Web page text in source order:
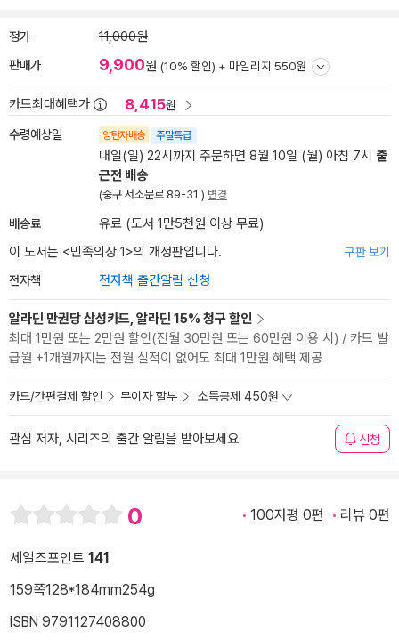
정가 11,000원
판매가 9,900원 (10% 할인) + 마일리지 550원
카드최대혜택가 8,415원
수령예상일 양탄자배송 주말특급
내일(일) 22시까지 주문하면 8월 10일 (월) 아침 7시 출
근전 배송
(중구 서소문로 89-31 ) 변경
배송료
유료 (도서 1만5천원 이상 무료)
이 도서는 <민족의상 1>의 개정판입니다. 구판 보기
전자책 전자책 출간알림 신청
알라딘 만권당 삼성카드, 알라딘 15% 청구 할인
최대 1만원 또는 2만원 할인(전월 30만원 또는 60만원 이용 시) / 카드 발
급월 +1개월까지는 전월 실적이 없어도 최대 1만원 혜택 제공
카드/간편결제 할인 무이자 할부 소득공제 450원
관심 저자, 시리즈의 출간 알림을 받아보세요 신청
0 100자평 0편 리뷰 0편
세일즈포인트 141
159쪽128*184mm254g
ISBN 9791127408800